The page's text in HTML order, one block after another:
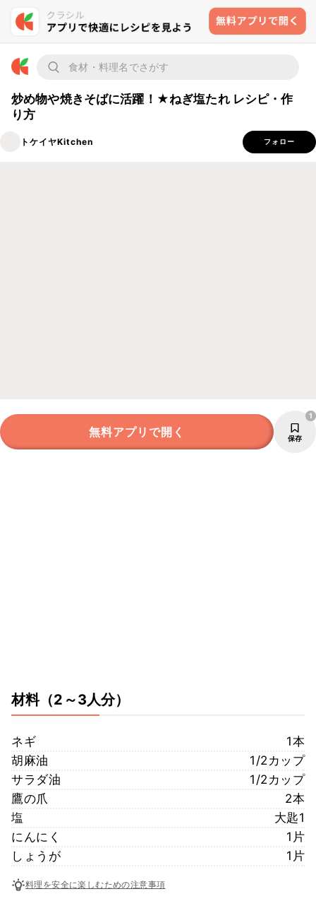
炒め物や焼きそばに活躍！★ねぎ塩たれ レシピ・作
り方
トケイヤKitchen フォロー
無料アプリで開く 保存
1
材料（2～3人分）
ネギ
1本
胡麻油
1/2カップ
サラダ油
1/2カップ
鷹の爪
2本
塩
大匙1
にんにく
1片
しょうが
1片
料理を安全に楽しむための注意事項